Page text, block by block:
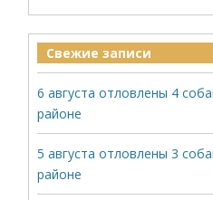
Свежие записи
6 августа отловлены 4
районе
5 августа отловлены 3
районе